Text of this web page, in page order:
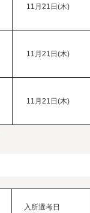
11月21日(木)
11月21日(木)
11月21日(木)
入所選考日